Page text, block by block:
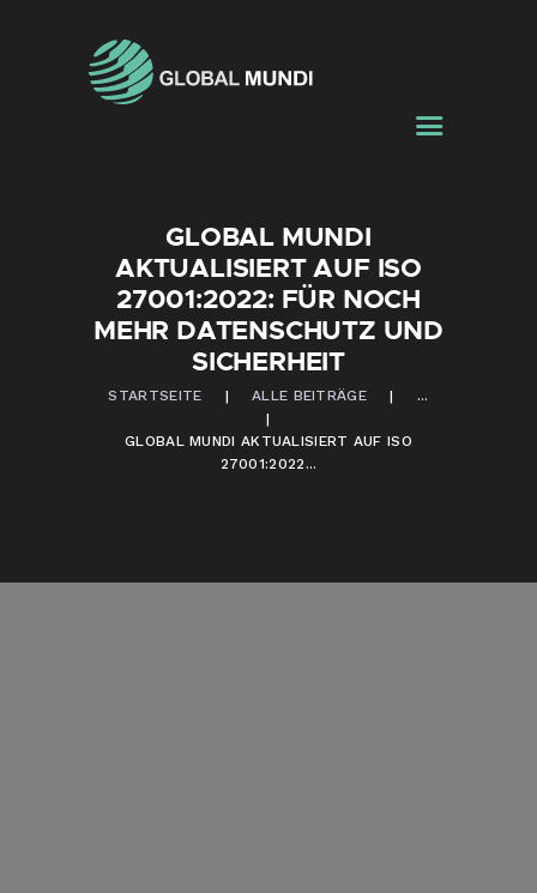
GLOBAL MUNDI
AKTUALISIERT AUF ISO
27001:2022: FÜR NOCH
MEHR DATENSCHUTZ UND
SICHERHEIT
STARTSEITE ALLE BEITRÄGE ...
GLOBAL MUNDI AKTUALISIERT AUF ISO
27001:2022...
LEISTUNGEN
DATENSICHERHEIT